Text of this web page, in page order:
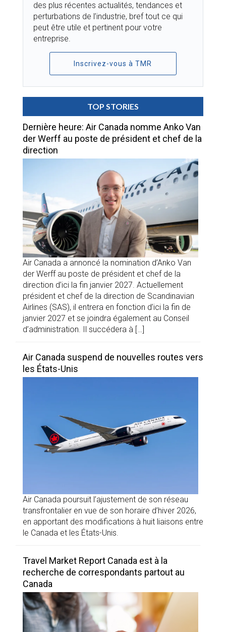
des plus récentes actualités, tendances et
perturbations de l’industrie, bref tout ce qui
peut être utile et pertinent pour votre
entreprise.
Inscrivez-vous à TMR
TOP STORIES
Dernière heure: Air Canada nomme Anko Van
der Werff au poste de président et chef de la
direction
Air Canada a annoncé la nomination d’Anko Van
der Werff au poste de président et chef de la
direction d’ici la fin janvier 2027. Actuellement
président et chef de la direction de Scandinavian
Airlines (SAS), il entrera en fonction d’ici la fin de
janvier 2027 et se joindra également au Conseil
d’administration. Il succédera à […]
Air Canada suspend de nouvelles routes vers
les États-Unis
Air Canada poursuit l’ajustement de son réseau
transfrontalier en vue de son horaire d’hiver 2026,
en apportant des modifications à huit liaisons entre
le Canada et les États-Unis.
Travel Market Report Canada est à la
recherche de correspondants partout au
Canada